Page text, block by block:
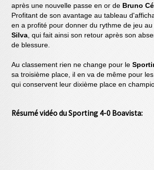
après une nouvelle passe en or de Bruno
Profitant de son avantage au tableau
en a profité pour donner du rythme de jeu
Silva, qui fait ainsi son retour après son
de blessure.
Au classement rien ne change pour le
sa troisième place, il en va de même pour
qui conservent leur dixième place en
Résumé vidéo du Sporting 4-0 Boavista: